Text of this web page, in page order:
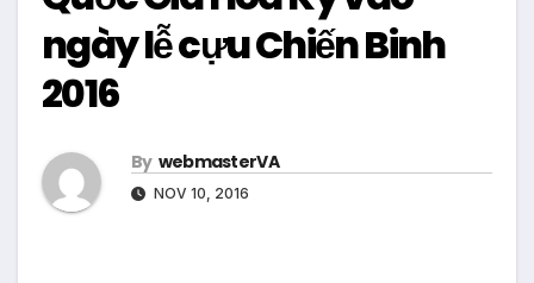
ngày lễ cựu Chiến Binh
2016
By webmasterVA
NOV 10, 2016